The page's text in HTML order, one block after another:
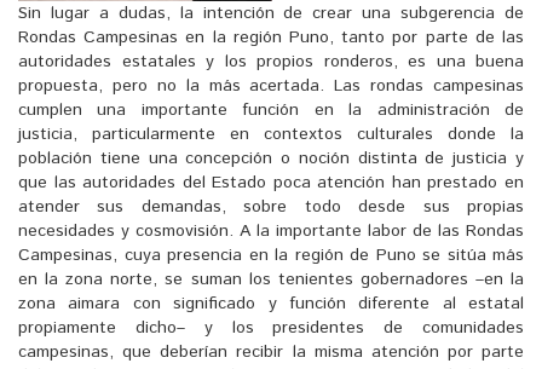
Sin lugar a dudas, la intención de crear una subgerencia de
Rondas Campesinas en la región Puno, tanto por parte de las
autoridades estatales y los propios ronderos, es una buena
propuesta, pero no la más acertada. Las rondas campesinas
cumplen una importante función en la administración de
justicia, particularmente en contextos culturales donde la
población tiene una concepción o noción distinta de justicia y
que las autoridades del Estado poca atención han prestado en
atender sus demandas, sobre todo desde sus propias
necesidades y cosmovisión. A la importante labor de las Rondas
Campesinas, cuya presencia en la región de Puno se sitúa más
en la zona norte, se suman los tenientes gobernadores –en la
zona aimara con significado y función diferente al estatal
propiamente dicho– y los presidentes de comunidades
campesinas, que deberían recibir la misma atención por parte